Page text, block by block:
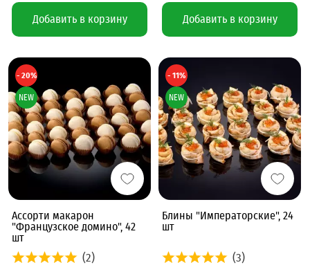
Добавить в корзину Добавить в корзину
Ассорти макарон
"Французское домино", 42
шт
(2)
- 20%
NEW
Блины "Императорские", 24
шт
(3)
- 11%
NEW